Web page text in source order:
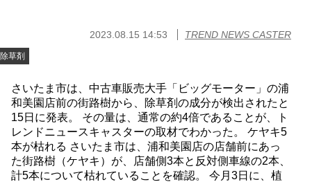
2023.08.15 14:53 TREND NEWS CASTER
除草剤
さいたま市は、中古車販売大手「ビッグモーター」の浦
和美園店前の街路樹から、除草剤の成分が検出されたと
15日に発表。 その量は、通常の約4倍であることが、ト
レンドニュースキャスターの取材でわかった。 ケヤキ5
本が枯れる さいたま市は、浦和美園店の店舗前にあっ
た街路樹（ケヤキ）が、店舗側3本と反対側車線の2本、
計5本について枯れていることを確認。 今月3日に、植